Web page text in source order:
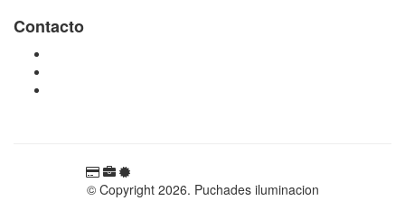
Contacto
© Copyright 2026. Puchades iluminacion